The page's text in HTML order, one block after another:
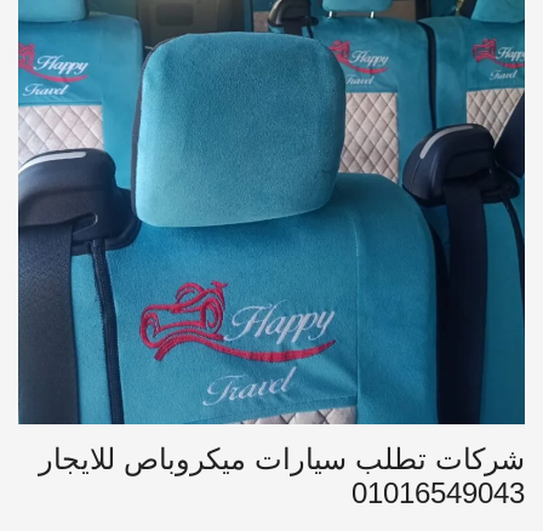
شركات تطلب سيارات ميكروباص للايجار
01016549043